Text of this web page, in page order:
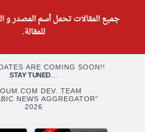
جميع المقالات تحمل أسم المصدر و
للمقالة.
ARE COMING SOON!!
STAY TUNED...
DEV. TEAM
NEWS AGGREGATOR"
2026